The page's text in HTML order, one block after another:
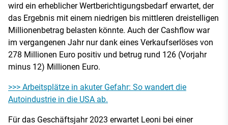
wird ein erheblicher Wertberichtigungsbedarf erwartet, der
das Ergebnis mit einem niedrigen bis mittleren dreistelligen
Millionenbetrag belasten könnte. Auch der Cashflow war
im vergangenen Jahr nur dank eines Verkaufserlöses von
278 Millionen Euro positiv und betrug rund 126 (Vorjahr
minus 12) Millionen Euro.
>>> Arbeitsplätze in akuter Gefahr: So wandert die
Autoindustrie in die USA ab.
Für das Geschäftsjahr 2023 erwartet Leoni bei einer